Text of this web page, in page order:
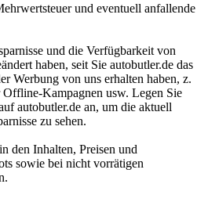
und eventuell anfallende
und die Verfügbarkeit von
haben, seit Sie autobutler.de das
Werbung von uns erhalten haben, z.
Kampagnen usw. Legen Sie
autobutler.de an, um die aktuell
zu sehen.
den Inhalten, Preisen und
sowie bei nicht vorrätigen